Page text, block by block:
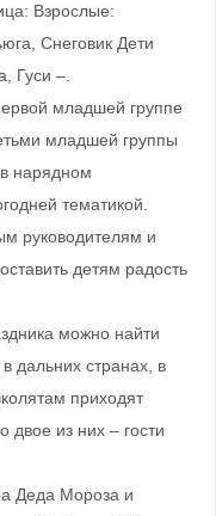
Взрослые:
Снеговик Дети
Гуси –.
младшей группе
младшей группы
нарядном
тематикой.
руководителям и
детям радость
можно найти
дальних странах, в
приходят
из них – гости
Деда Мороза и